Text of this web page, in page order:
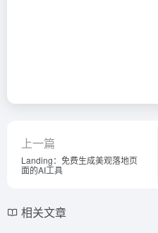
上一篇
Landing：免费生成美观落地页
面的AI工具
相关文章